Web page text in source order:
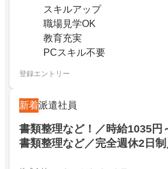
スキルアップ
職場見学OK
教育充実
PCスキル不要
登録エントリー
新着派遣社員
書類整理など！／時給1035円
書類整理など／完全週休2日